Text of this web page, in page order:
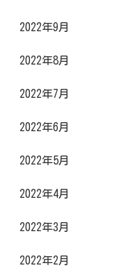
2022年9月
2022年8月
2022年7月
2022年6月
2022年5月
2022年4月
2022年3月
2022年2月